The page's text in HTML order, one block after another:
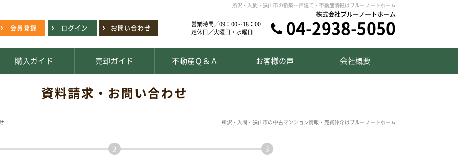
所沢・入間・狭山市の新築一戸建て・不動産情報はブルーノートホーム
会員登録 ログイン お問い合わせ
営業時間／09：00～18：00
定休日／火曜日・水曜日
株式会社ブルーノートホーム
04-2938-5050
購入ガイド 売却ガイド 不動産Ｑ＆Ａ お客様の声 会社概要
資料請求・お問い合わせ
所沢・入間・狭山市の中古マンション情報・売買仲介はブルーノートホーム